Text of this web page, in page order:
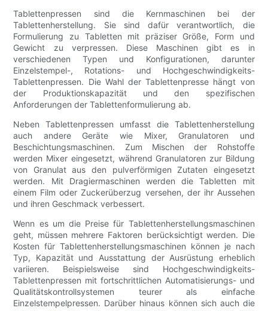
Tablettenpressen sind die Kernmaschinen bei der
Tablettenherstellung. Sie sind dafür verantwortlich, die
Formulierung zu Tabletten mit präziser Größe, Form und
Gewicht zu verpressen. Diese Maschinen gibt es in
verschiedenen Typen und Konfigurationen, darunter
Einzelstempel-, Rotations- und Hochgeschwindigkeits-
Tablettenpressen. Die Wahl der Tablettenpresse hängt von
der Produktionskapazität und den spezifischen
Anforderungen der Tablettenformulierung ab.
Neben Tablettenpressen umfasst die Tablettenherstellung
auch andere Geräte wie Mixer, Granulatoren und
Beschichtungsmaschinen. Zum Mischen der Rohstoffe
werden Mixer eingesetzt, während Granulatoren zur Bildung
von Granulat aus den pulverförmigen Zutaten eingesetzt
werden. Mit Dragiermaschinen werden die Tabletten mit
einem Film oder Zuckerüberzug versehen, der ihr Aussehen
und ihren Geschmack verbessert.
Wenn es um die Preise für Tablettenherstellungsmaschinen
geht, müssen mehrere Faktoren berücksichtigt werden. Die
Kosten für Tablettenherstellungsmaschinen können je nach
Typ, Kapazität und Ausstattung der Ausrüstung erheblich
variieren. Beispielsweise sind Hochgeschwindigkeits-
Tablettenpressen mit fortschrittlichen Automatisierungs- und
Qualitätskontrollsystemen teurer als einfache
Einzelstempelpressen. Darüber hinaus können sich auch die